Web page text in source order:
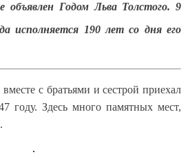
объявлен Годом Льва Толстого. 9
исполняется 190 лет со дня его
с братьями и сестрой приехал
году. Здесь много памятных мест,